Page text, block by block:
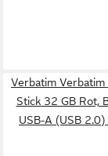
Verbatim Verbatim
Stick 32 GB Rot,
USB-A (USB 2.0)